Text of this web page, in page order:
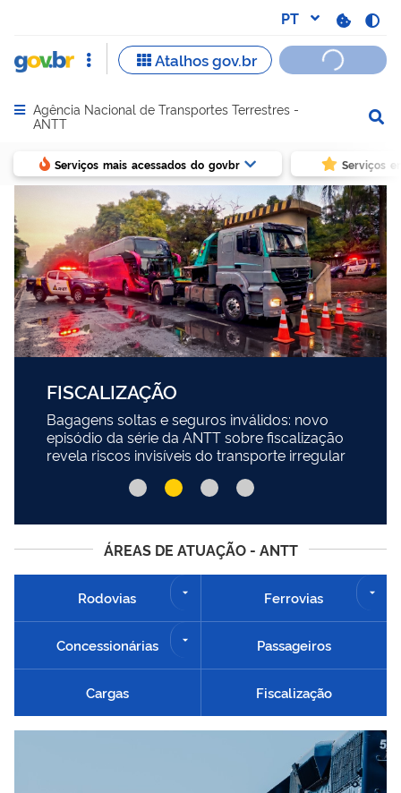
Abrir menu principal de navegação
Agência Nacional de Transportes Terrestres -
ANTT
Serviços mais acessados do govbr Serviços
FISCALIZAÇÃO
Bagagens soltas e seguros inválidos: novo
episódio da série da ANTT sobre fiscalização
revela riscos invisíveis do transporte irregular
ÁREAS DE ATUAÇÃO - ANTT
Rodovias Ferrovias
Concessionárias Passageiros
Cargas Fiscalização